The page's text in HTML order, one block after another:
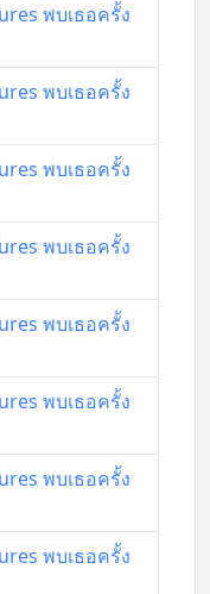
พบเธอครั้ง
พบเธอครั้ง
พบเธอครั้ง
พบเธอครั้ง
พบเธอครั้ง
พบเธอครั้ง
พบเธอครั้ง
พบเธอครั้ง